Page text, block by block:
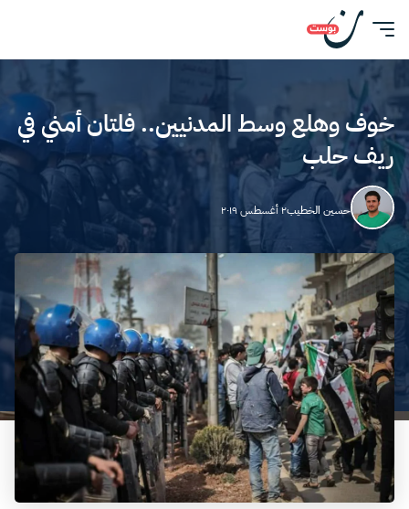
خوف وهلع وسط المدنيين.. فلتان أمني في
ريف حلب
حسين الخطيب٢ أغسطس ٢٠١٩